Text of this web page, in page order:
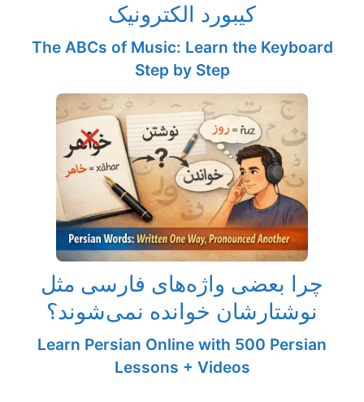
کیبورد الکترونیک
The ABCs of Music: Learn the Keyboard
Step by Step
چرا بعضی واژه‌های فارسی مثل
نوشتارشان خوانده نمی‌شوند؟
Learn Persian Online with 500 Persian
Lessons + Videos